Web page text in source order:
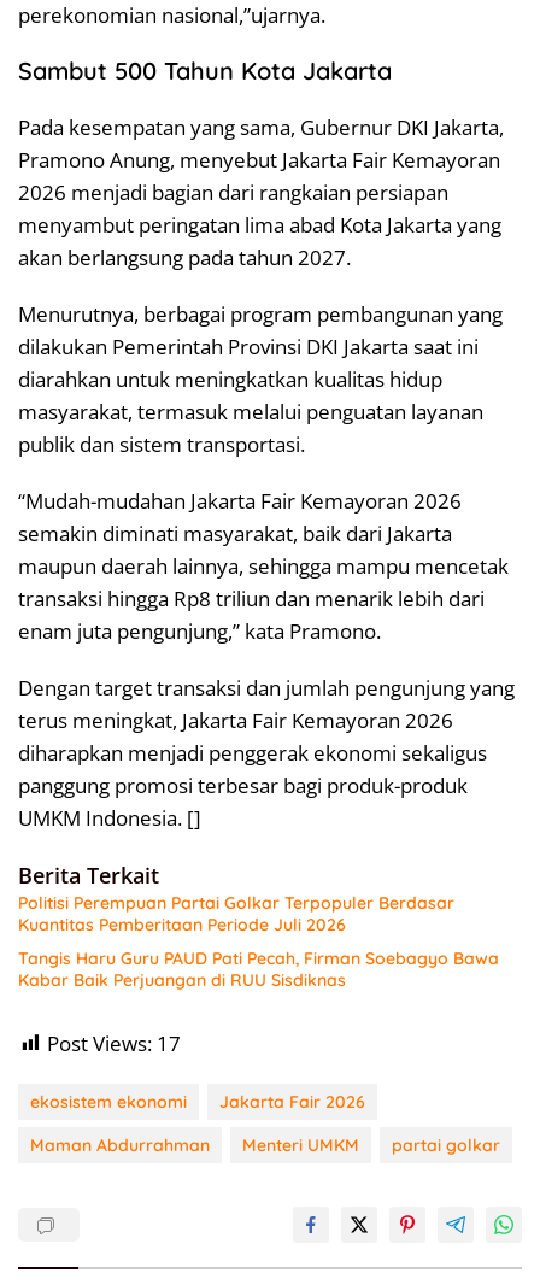
perekonomian nasional,”ujarnya.
Sambut 500 Tahun Kota Jakarta
Pada kesempatan yang sama, Gubernur DKI Jakarta,
Pramono Anung, menyebut Jakarta Fair Kemayoran
2026 menjadi bagian dari rangkaian persiapan
menyambut peringatan lima abad Kota Jakarta yang
akan berlangsung pada tahun 2027.
Menurutnya, berbagai program pembangunan yang
dilakukan Pemerintah Provinsi DKI Jakarta saat ini
diarahkan untuk meningkatkan kualitas hidup
masyarakat, termasuk melalui penguatan layanan
publik dan sistem transportasi.
“Mudah-mudahan Jakarta Fair Kemayoran 2026
semakin diminati masyarakat, baik dari Jakarta
maupun daerah lainnya, sehingga mampu mencetak
transaksi hingga Rp8 triliun dan menarik lebih dari
enam juta pengunjung,” kata Pramono.
Dengan target transaksi dan jumlah pengunjung yang
terus meningkat, Jakarta Fair Kemayoran 2026
diharapkan menjadi penggerak ekonomi sekaligus
panggung promosi terbesar bagi produk-produk
UMKM Indonesia. []
Berita Terkait
Politisi Perempuan Partai Golkar Terpopuler Berdasar
Kuantitas Pemberitaan Periode Juli 2026
Tangis Haru Guru PAUD Pati Pecah, Firman Soebagyo Bawa
Kabar Baik Perjuangan di RUU Sisdiknas
Post Views: 17
ekosistem ekonomi
Jakarta Fair 2026
Maman Abdurrahman
Menteri UMKM partai golkar